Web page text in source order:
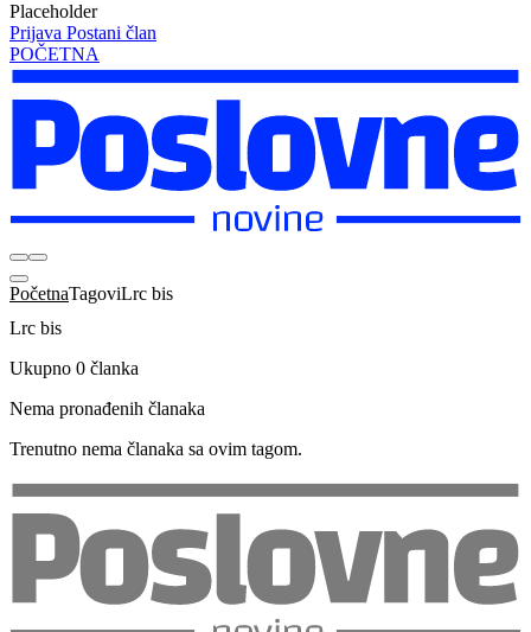
Placeholder
Prijava Postani član
POČETNA
PočetnaTagoviLrc bis
Lrc bis
Ukupno 0 članka
Nema pronađenih članaka
Trenutno nema članaka sa ovim tagom.